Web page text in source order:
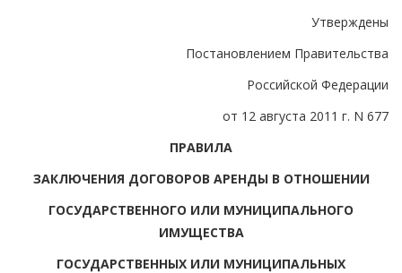
Утверждены
Постановлением Правительства
Российской Федерации
от 12 августа 2011 г. N 677
ПРАВИЛА
ЗАКЛЮЧЕНИЯ ДОГОВОРОВ АРЕНДЫ В ОТНОШЕНИИ
ГОСУДАРСТВЕННОГО ИЛИ МУНИЦИПАЛЬНОГО
ИМУЩЕСТВА
ГОСУДАРСТВЕННЫХ ИЛИ МУНИЦИПАЛЬНЫХ